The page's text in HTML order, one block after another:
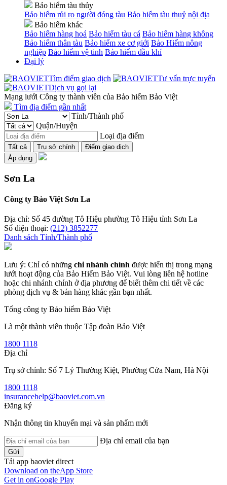
Bảo hiểm tàu thủy
Bảo hiểm rủi ro người đóng tàu Bảo hiểm tàu thuỷ nội địa
Bảo hiểm khác
Bảo hiểm hàng hoá Bảo hiểm tàu cá Bảo hiểm hàng không
Bảo hiểm thân tàu Bảo hiểm xe cơ giới Bảo Hiểm nông
nghiệp Bảo hiểm vệ tinh Bảo hiểm dầu khí
Đại lý
Tìm điểm giao dịch
Tư vấn trực tuyến
Dịch vụ gọi lại
Mạng lưới Công ty thành viên của Bảo hiểm Bảo Việt
Tìm địa điểm gần nhất
Tỉnh/Thành phố
Quận/Huyện
Loại địa điểm
Tất cả Trụ sở chính
Điểm giao dịch
Áp dụng
Sơn La
Công ty Bảo Việt Sơn La
Địa chỉ: Số 45 đường Tô Hiệu phường Tô Hiệu tỉnh Sơn La
Số điện thoại: (212) 3852277
Danh sách Tỉnh/Thành phố
Lưu ý: Chỉ có những chi nhánh chính được hiển thị trong mạng
lưới hoạt động của Bảo Hiểm Bảo Việt. Vui lòng liên hệ hotline
hoặc chi nhánh chính ở địa phương để biết thêm chi tiết về các
phòng dịch vụ & bán hàng khác gần bạn nhất.
Tổng công ty Bảo hiểm Bảo Việt
Là một thành viên thuộc Tập đoàn Bảo Việt
1800 1118
Địa chỉ
Trụ sở chính: Số 7 Lý Thường Kiệt, Phường Cửa Nam, Hà Nội
1800 1118
insurancehelp@baoviet.com.vn
Đăng ký
Nhận thông tin khuyến mại và sản phẩm mới
Địa chỉ email của bạn
Gửi
Tải app baoviet direct
Download on theApp Store
Get in onGoogle Play